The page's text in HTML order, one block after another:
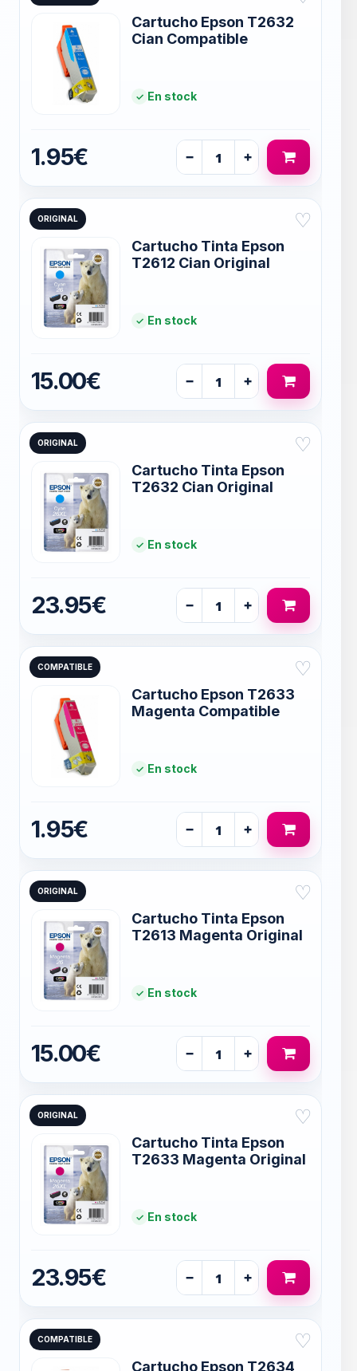
Cartucho Epson T2632
Cian Compatible
En stock
1.95€ − +
ORIGINAL ♡
Cartucho Tinta Epson
T2612 Cian Original
En stock
15.00€ − +
ORIGINAL ♡
Cartucho Tinta Epson
T2632 Cian Original
En stock
23.95€ − +
COMPATIBLE ♡
Cartucho Epson T2633
Magenta Compatible
En stock
1.95€ − +
ORIGINAL ♡
Cartucho Tinta Epson
T2613 Magenta Original
En stock
15.00€ − +
ORIGINAL ♡
Cartucho Tinta Epson
T2633 Magenta Original
En stock
23.95€ − +
COMPATIBLE ♡
Cartucho Epson T2634